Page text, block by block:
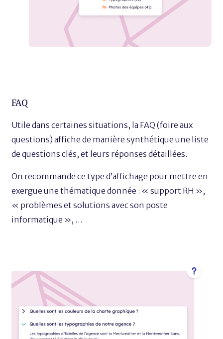
FAQ
Utile dans certaines situations, la FAQ (foire aux
questions) affiche de manière synthétique une liste
de questions clés, et leurs réponses détaillées.
On recommande ce type d’affichage pour mettre en
exergue une thématique donnée : « support RH »,
« problèmes et solutions avec son poste
informatique », …